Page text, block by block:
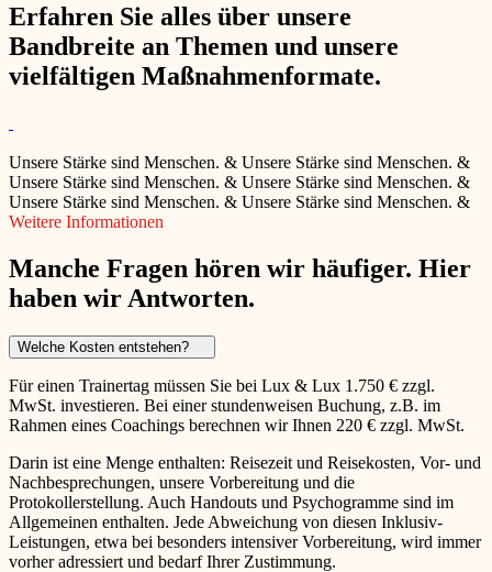
Erfahren Sie alles über unsere
Bandbreite an Themen und unsere
vielfältigen Maßnahmenformate.
Unsere Stärke sind Menschen. & Unsere Stärke sind Menschen. &
Unsere Stärke sind Menschen. & Unsere Stärke sind Menschen. &
Unsere Stärke sind Menschen. & Unsere Stärke sind Menschen. &
Weitere Informationen
Manche Fragen hören wir häufiger. Hier
haben wir Antworten.
Welche Kosten entstehen?
Für einen Trainertag müssen Sie bei Lux & Lux 1.750 € zzgl.
MwSt. investieren. Bei einer stundenweisen Buchung, z.B. im
Rahmen eines Coachings berechnen wir Ihnen 220 € zzgl. MwSt.
Darin ist eine Menge enthalten: Reisezeit und Reisekosten, Vor- und
Nachbesprechungen, unsere Vorbereitung und die
Protokollerstellung. Auch Handouts und Psychogramme sind im
Allgemeinen enthalten. Jede Abweichung von diesen Inklusiv-
Leistungen, etwa bei besonders intensiver Vorbereitung, wird immer
vorher adressiert und bedarf Ihrer Zustimmung.